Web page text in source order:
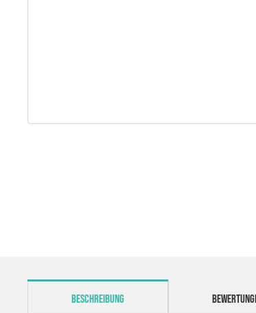
weitere Registerkarten anzeigen
BESCHREIBUNG